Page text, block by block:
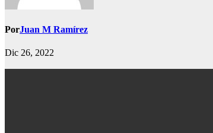
PorJuan M Ramírez
Dic 26, 2022